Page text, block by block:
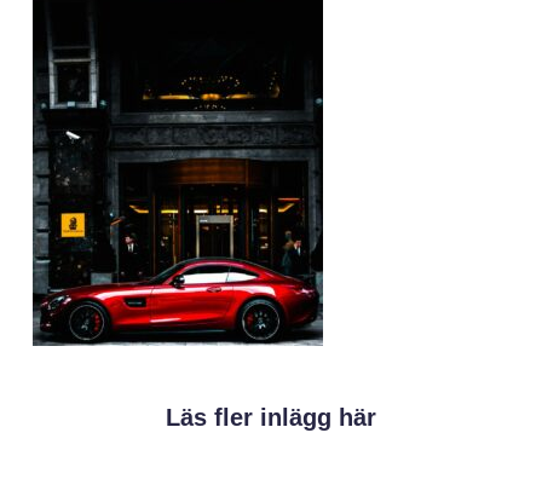
Läs fler inlägg här